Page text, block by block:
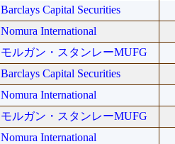
Barclays Capital Securities
Nomura International
モルガン・スタンレーMUFG
Barclays Capital Securities
Nomura International
モルガン・スタンレーMUFG
Nomura International